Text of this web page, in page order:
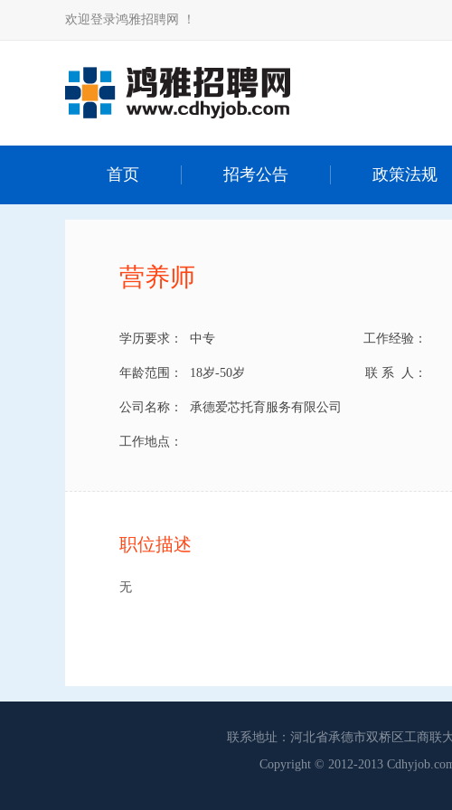
欢迎登录鸿雅招聘网 ！
首页 招考公告 政策法规
营养师
学历要求： 中专 工作经验：
年龄范围： 18岁-50岁 联 系 人：
公司名称： 承德爱芯托育服务有限公司
工作地点：
职位描述
无
联系地址：河北省承德市双桥区工商联
Copyright © 2012-2013